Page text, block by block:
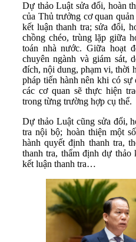
Dự thảo Luật sửa đổi, hoàn
của Thủ trưởng cơ quan
kết luận thanh tra; sửa đổi,
chồng chéo, trùng lặp giữa
toán nhà nước. Giữa hoạt
chuyên ngành và giám sát,
đích, nội dung, phạm vi, thời
pháp tiến hành nên khi có
các cơ quan sẽ thực hiện
trong từng trường hợp cụ thể.
Dự thảo Luật cũng sửa đổi,
tra nội bộ; hoàn thiện một
hành quyết định thanh tra,
thanh tra, thẩm định dự thảo
kết luận thanh tra…